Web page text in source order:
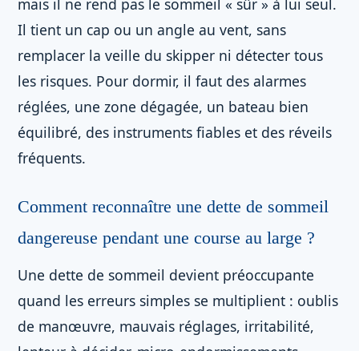
mais il ne rend pas le sommeil « sûr » à lui seul.
Il tient un cap ou un angle au vent, sans
remplacer la veille du skipper ni détecter tous
les risques. Pour dormir, il faut des alarmes
réglées, une zone dégagée, un bateau bien
équilibré, des instruments fiables et des réveils
fréquents.
Comment reconnaître une dette de sommeil
dangereuse pendant une course au large ?
Une dette de sommeil devient préoccupante
quand les erreurs simples se multiplient : oublis
de manœuvre, mauvais réglages, irritabilité,